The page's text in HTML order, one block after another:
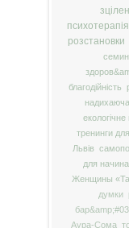
психотерапія
розстановки
благодійність
тренинги
Львів
для
Женщины
думки
Аура-Сома